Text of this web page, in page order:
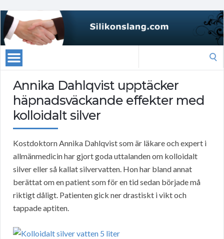
Annika Dahlqvist upptäcker
häpnadsväckande effekter med
kolloidalt silver
Kostdoktorn Annika Dahlqvist som är läkare och expert i
allmänmedicin har gjort goda uttalanden om kolloidalt
silver eller så kallat silvervatten. Hon har bland annat
berättat om en patient som för en tid sedan började må
riktigt dåligt. Patienten gick ner drastiskt i vikt och
tappade aptiten.